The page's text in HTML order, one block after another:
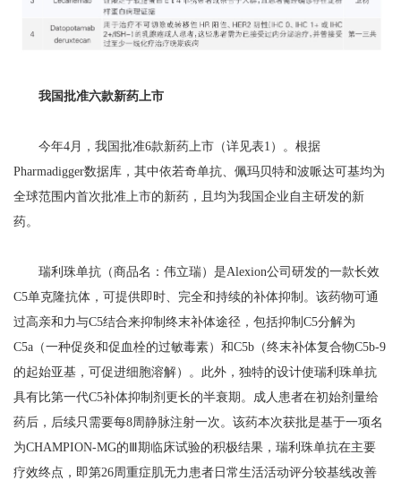
我国批准六款新药上市
今年4月，我国批准6款新药上市（详见表1）。根据
Pharmadigger数据库，其中依若奇单抗、佩玛贝特和波哌达可基均为
全球范围内首次批准上市的新药，且均为我国企业自主研发的新
药。
瑞利珠单抗（商品名：伟立瑞）是Alexion公司研发的一款长效
C5单克隆抗体，可提供即时、完全和持续的补体抑制。该药物可通
过高亲和力与C5结合来抑制终末补体途径，包括抑制C5分解为
C5a（一种促炎和促血栓的过敏毒素）和C5b（终末补体复合物C5b-9
的起始亚基，可促进细胞溶解）。此外，独特的设计使瑞利珠单抗
具有比第一代C5补体抑制剂更长的半衰期。成人患者在初始剂量给
药后，后续只需要每8周静脉注射一次。该药本次获批是基于一项名
为CHAMPION-MG的Ⅲ期临床试验的积极结果，瑞利珠单抗在主要
疗效终点，即第26周重症肌无力患者日常生活活动评分较基线改善